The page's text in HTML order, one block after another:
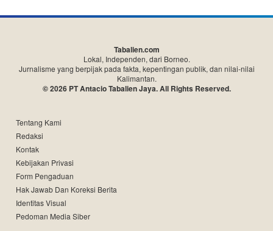
Tabalien.com
Lokal, Independen, dari Borneo.
Jurnalisme yang berpijak pada fakta, kepentingan publik, dan nilai-nilai
Kalimantan.
© 2026 PT Antacio Tabalien Jaya. All Rights Reserved.
Tentang Kami
Redaksi
Kontak
Kebijakan Privasi
Form Pengaduan
Hak Jawab Dan Koreksi Berita
Identitas Visual
Pedoman Media Siber